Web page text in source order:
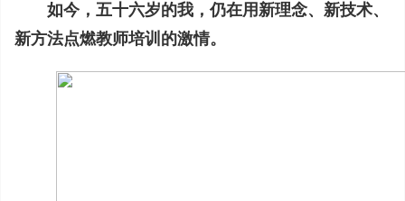
如今，五十六岁的我，仍在用新理念、新技术、
新方法点燃教师培训的激情。